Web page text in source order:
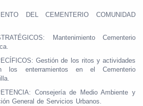
DEL CEMENTERIO COMUNIDAD
Mantenimiento Cementerio
Gestión de los ritos y actividades
los enterramientos en el Cementerio
Consejería de Medio Ambiente y
General de Servicios Urbanos.